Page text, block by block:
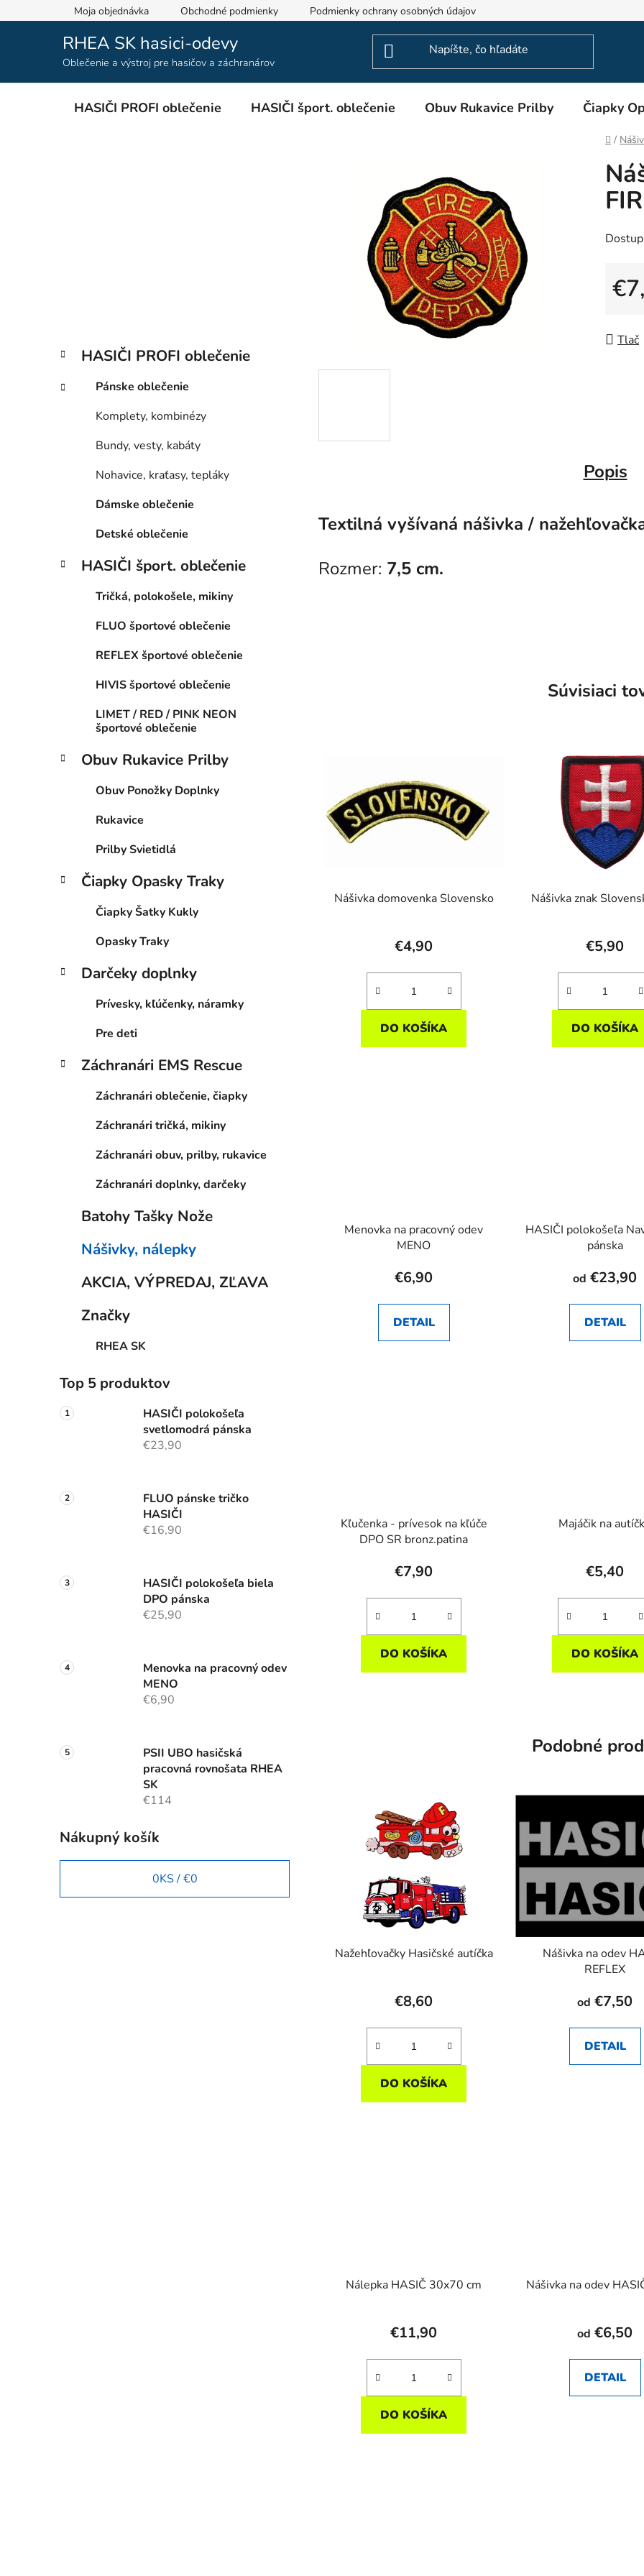
na
Moja objednávka Obchodné podmienky Podmienky ochrany osobných údajov
RHEA SK hasici-odevy
Oblečenie a výstroj pre hasičov a záchranárov
HASIČI PROFI oblečenie HASIČI šport. oblečenie Obuv Rukavice Prilby Čiapky
Domov
/
Preskočiť
kategórie
K
a
e
HASIČI PROFI oblečenie
Pánske oblečenie
Komplety, kombinézy
Bundy, vesty, kabáty
Nohavice, kraťasy, tepláky
Dámske oblečenie
Detské oblečenie
HASIČI šport. oblečenie
Tričká, polokošele, mikiny
FLUO športové oblečenie
REFLEX športové oblečenie
HIVIS športové oblečenie
LIMET / RED / PINK NEON
športové oblečenie
Obuv Rukavice Prilby
Obuv Ponožky Doplnky
Rukavice
Prilby Svietidlá
Čiapky Opasky Traky
Čiapky Šatky Kukly
Opasky Traky
Darčeky doplnky
Prívesky, kľúčenky, náramky
Pre deti
Záchranári EMS Rescue
Záchranári oblečenie, čiapky
Záchranári tričká, mikiny
Záchranári obuv, prilby, rukavice
Záchranári doplnky, darčeky
Batohy Tašky Nože
Nášivky, nálepky
AKCIA, VÝPREDAJ, ZĽAVA
Značky
RHEA SK
Top 5 produktov
HASIČI polokošeľa
svetlomodrá pánska
€23,90
FLUO pánske tričko
HASIČI
€16,90
HASIČI polokošeľa biela
DPO pánska
€25,90
Menovka na pracovný odev
MENO
€6,90
PSII UBO hasičská
pracovná rovnošata RHEA
SK
€114
Nákupný košík
0KS /€0
Tlač
Popis
Textilná vyšívaná nášivka /
Rozmer: 7,5 cm.
Súvisiaci
Nášivka domovenka Slovensko
€4,90
DO KOŠÍKA
Nášivka znak
€5,90
DO KOŠÍKA
Menovka na pracovný odev
MENO
€6,90
DETAIL
HASIČI polokošeľa
pánska
od €23,90
DETAIL
Kľučenka - prívesok na kľúče
DPO SR bronz.patina
€7,90
DO KOŠÍKA
Majáčik na
€5,40
DO KOŠÍKA
Podobné
Nažehľovačky Hasičské autíčka
€8,60
DO KOŠÍKA
Nášivka na odev
REFLEX
od €7,50
DETAIL
Nálepka HASIČ 30x70 cm
€11,90
DO KOŠÍKA
Nášivka na odev
od €6,50
DETAIL